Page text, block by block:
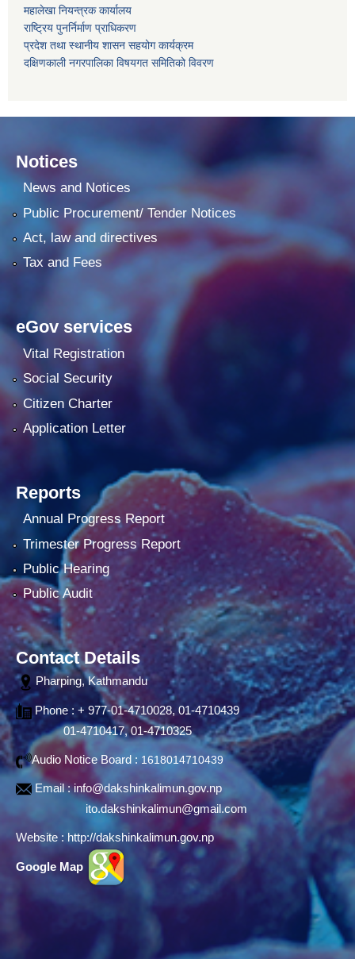
महालेखा नियन्त्रक कार्यालय
राष्ट्रिय पुनर्निर्माण प्राधिकरण
प्रदेश तथा स्थानीय शासन सहयोग कार्यक्रम
दक्षिणकाली नगरपालिका विषयगत समितिको विवरण
Notices
News and Notices
Public Procurement/ Tender Notices
Act, law and directives
Tax and Fees
eGov services
Vital Registration
Social Security
Citizen Charter
Application Letter
Reports
Annual Progress Report
Trimester Progress Report
Public Hearing
Public Audit
Contact Details
Pharping, Kathmandu
Phone : + 977-01-4710028, 01-4710439
01-4710417, 01-4710325
Audio Notice Board : 1618014710439
Email :info@dakshinkalimun.gov.np
ito.dakshinkalimun@gmail.com
Website : http://dakshinkalimun.gov.np
Google Map